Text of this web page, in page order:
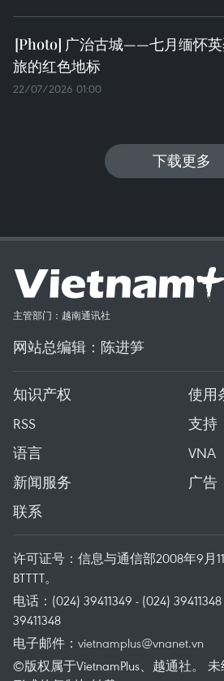
广治古城——七月缅怀英
旅的红色地标
22/07/2026 01:00
下载更多
主管部门：越南通讯社
网站总编辑：陈进笋
知识产权
使用
RSS
支持
语言
VNA
新闻服务
广告
联系
许可证号：信息与通信部2008年9月
BTTTT。
电话：(024) 39411349 - (024)
39411348
电子邮件： vietnamplus@vnanet.vn
©版权属于VietnamPlus、越通社。